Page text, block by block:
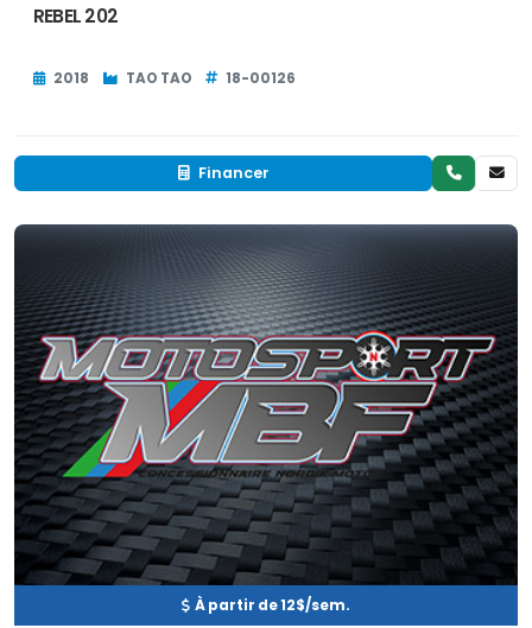
REBEL 202
2018 TAO TAO 18-00126
Financer
Neuf
À partir de 12$/sem.